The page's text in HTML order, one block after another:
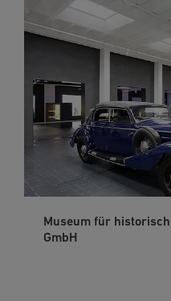
Museum für
GmbH